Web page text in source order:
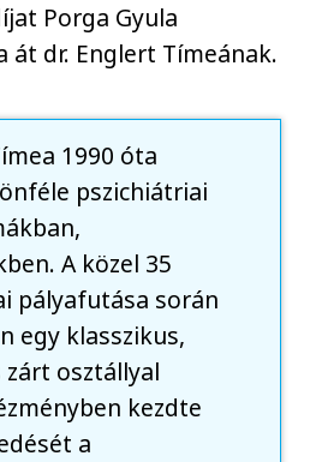
Porga Gyula
át dr. Englert Tímeának.
1990 óta
pszichiátriai
A közel 35
pályafutása során
egy klasszikus,
osztállyal
kezdte
a